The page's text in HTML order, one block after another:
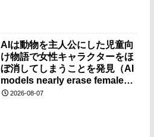
AIは動物を主人公にした児童向
け物語で女性キャラクターをほ
ぼ消してしまうことを発見（AI
models nearly erase female
characters when they write
2026-08-07